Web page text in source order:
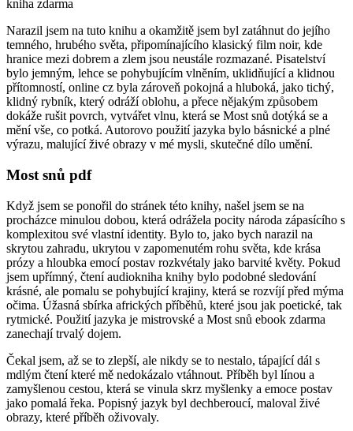
kniha zdarma
Narazil jsem na tuto knihu a okamžitě jsem byl zatáhnut do jejího
temného, hrubého světa, připomínajícího klasický film noir, kde
hranice mezi dobrem a zlem jsou neustále rozmazané. Pisatelství
bylo jemným, lehce se pohybujícím vlněním, uklidňující a klidnou
přítomností, online cz byla zároveň pokojná a hluboká, jako tichý,
klidný rybník, který odráží oblohu, a přece nějakým způsobem
dokáže rušit povrch, vytvářet vlnu, která se Most snů dotýká se a
mění vše, co potká. Autorovo použití jazyka bylo básnické a plné
výrazu, malující živé obrazy v mé mysli, skutečné dílo umění.
Most snů pdf
Když jsem se ponořil do stránek této knihy, našel jsem se na
procházce minulou dobou, která odrážela pocity národa zápasícího s
komplexitou své vlastní identity. Bylo to, jako bych narazil na
skrytou zahradu, ukrytou v zapomenutém rohu světa, kde krása
prózy a hloubka emocí postav rozkvétaly jako barvité květy. Pokud
jsem upřímný, čtení audiokniha knihy bylo podobné sledování
krásné, ale pomalu se pohybující krajiny, která se rozvíjí před mýma
očima. Úžasná sbírka afrických příběhů, které jsou jak poetické, tak
rytmické. Použití jazyka je mistrovské a Most snů ebook zdarma
zanechají trvalý dojem.
Čekal jsem, až se to zlepší, ale nikdy se to nestalo, tápající dál s
mdlým čtení které mě nedokázalo vtáhnout. Příběh byl línou a
zamyšlenou cestou, která se vinula skrz myšlenky a emoce postav
jako pomalá řeka. Popisný jazyk byl dechberoucí, maloval živé
obrazy, které příběh oživovaly.